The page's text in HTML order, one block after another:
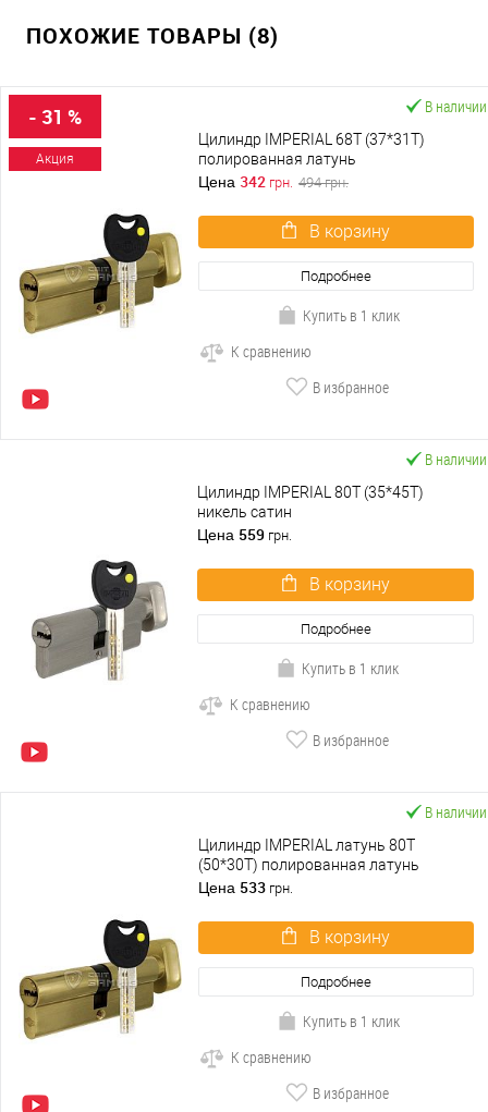
ПОХОЖИЕ ТОВАРЫ (8)
- 31 %
Акция
В наличии
Цилиндр IMPERIAL 68T (37*31T)
полированная латунь
Цена 342 грн. 494грн.
В корзину
Подробнее
Купить в 1 клик
К сравнению
В избранное
В наличии
Цилиндр IMPERIAL 80T (35*45T)
никель сатин
Цена 559 грн.
В корзину
Подробнее
Купить в 1 клик
К сравнению
В избранное
В наличии
Цилиндр IMPERIAL латунь 80T
(50*30T) полированная латунь
Цена 533 грн.
В корзину
Подробнее
Купить в 1 клик
К сравнению
В избранное